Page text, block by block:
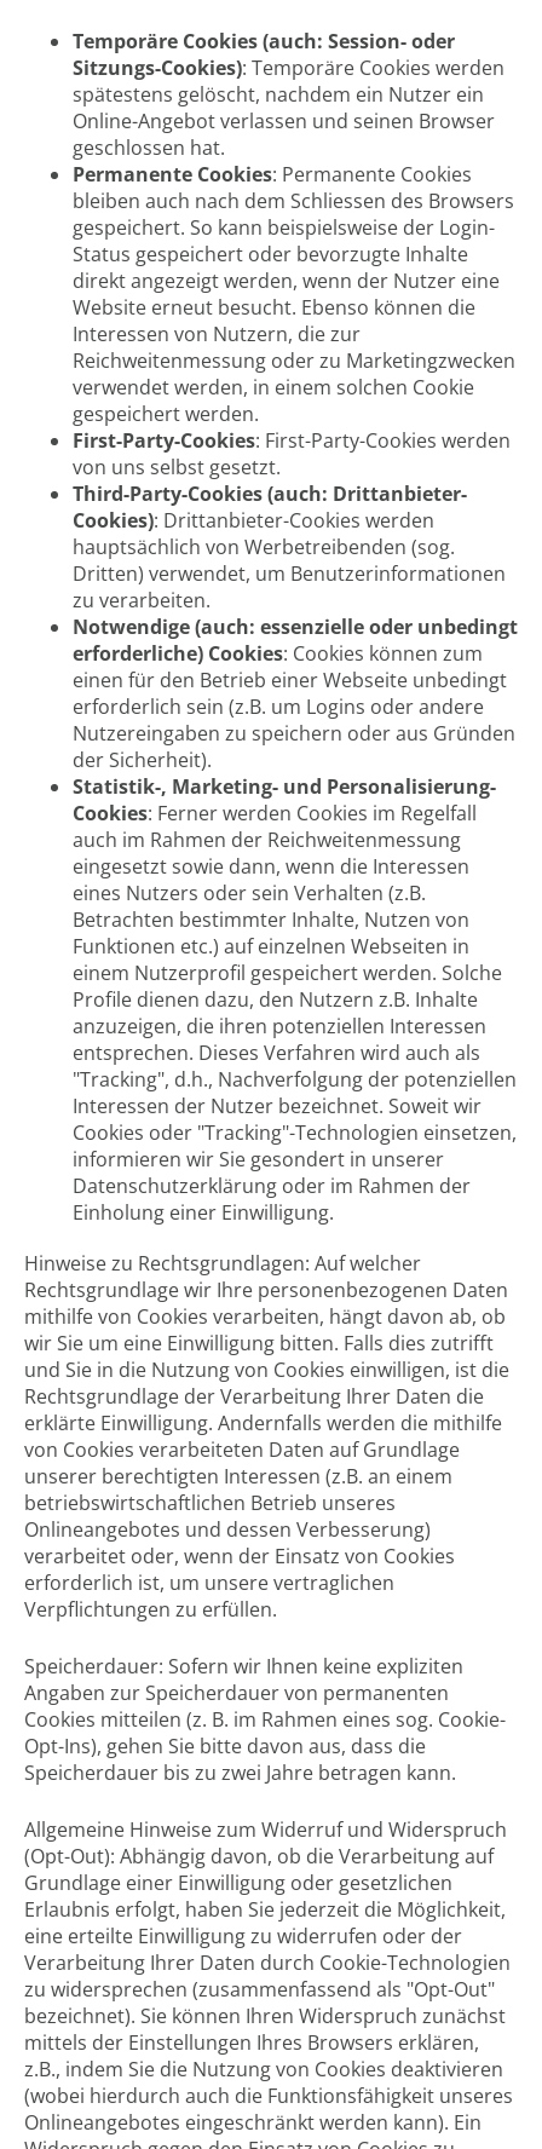
Temporäre Cookies (auch: Session- oder
Sitzungs-Cookies): Temporäre Cookies werden
spätestens gelöscht, nachdem ein Nutzer ein
Online-Angebot verlassen und seinen Browser
geschlossen hat.
Permanente Cookies: Permanente Cookies
bleiben auch nach dem Schliessen des Browsers
gespeichert. So kann beispielsweise der Login-
Status gespeichert oder bevorzugte Inhalte
direkt angezeigt werden, wenn der Nutzer eine
Website erneut besucht. Ebenso können die
Interessen von Nutzern, die zur
Reichweitenmessung oder zu Marketingzwecken
verwendet werden, in einem solchen Cookie
gespeichert werden.
First-Party-Cookies: First-Party-Cookies werden
von uns selbst gesetzt.
Third-Party-Cookies (auch: Drittanbieter-
Cookies): Drittanbieter-Cookies werden
hauptsächlich von Werbetreibenden (sog.
Dritten) verwendet, um Benutzerinformationen
zu verarbeiten.
Notwendige (auch: essenzielle oder unbedingt
erforderliche) Cookies: Cookies können zum
einen für den Betrieb einer Webseite unbedingt
erforderlich sein (z.B. um Logins oder andere
Nutzereingaben zu speichern oder aus Gründen
der Sicherheit).
Statistik-, Marketing- und Personalisierung-
Cookies: Ferner werden Cookies im Regelfall
auch im Rahmen der Reichweitenmessung
eingesetzt sowie dann, wenn die Interessen
eines Nutzers oder sein Verhalten (z.B.
Betrachten bestimmter Inhalte, Nutzen von
Funktionen etc.) auf einzelnen Webseiten in
einem Nutzerprofil gespeichert werden. Solche
Profile dienen dazu, den Nutzern z.B. Inhalte
anzuzeigen, die ihren potenziellen Interessen
entsprechen. Dieses Verfahren wird auch als
"Tracking", d.h., Nachverfolgung der potenziellen
Interessen der Nutzer bezeichnet. Soweit wir
Cookies oder "Tracking"-Technologien einsetzen,
informieren wir Sie gesondert in unserer
Datenschutzerklärung oder im Rahmen der
Einholung einer Einwilligung.
Hinweise zu Rechtsgrundlagen: Auf welcher
Rechtsgrundlage wir Ihre personenbezogenen Daten
mithilfe von Cookies verarbeiten, hängt davon ab, ob
wir Sie um eine Einwilligung bitten. Falls dies zutrifft
und Sie in die Nutzung von Cookies einwilligen, ist die
Rechtsgrundlage der Verarbeitung Ihrer Daten die
erklärte Einwilligung. Andernfalls werden die mithilfe
von Cookies verarbeiteten Daten auf Grundlage
unserer berechtigten Interessen (z.B. an einem
betriebswirtschaftlichen Betrieb unseres
Onlineangebotes und dessen Verbesserung)
verarbeitet oder, wenn der Einsatz von Cookies
erforderlich ist, um unsere vertraglichen
Verpflichtungen zu erfüllen.
Speicherdauer: Sofern wir Ihnen keine expliziten
Angaben zur Speicherdauer von permanenten
Cookies mitteilen (z. B. im Rahmen eines sog. Cookie-
Opt-Ins), gehen Sie bitte davon aus, dass die
Speicherdauer bis zu zwei Jahre betragen kann.
Allgemeine Hinweise zum Widerruf und Widerspruch
(Opt-Out): Abhängig davon, ob die Verarbeitung auf
Grundlage einer Einwilligung oder gesetzlichen
Erlaubnis erfolgt, haben Sie jederzeit die Möglichkeit,
eine erteilte Einwilligung zu widerrufen oder der
Verarbeitung Ihrer Daten durch Cookie-Technologien
zu widersprechen (zusammenfassend als "Opt-Out"
bezeichnet). Sie können Ihren Widerspruch zunächst
mittels der Einstellungen Ihres Browsers erklären,
z.B., indem Sie die Nutzung von Cookies deaktivieren
(wobei hierdurch auch die Funktionsfähigkeit unseres
Onlineangebotes eingeschränkt werden kann). Ein